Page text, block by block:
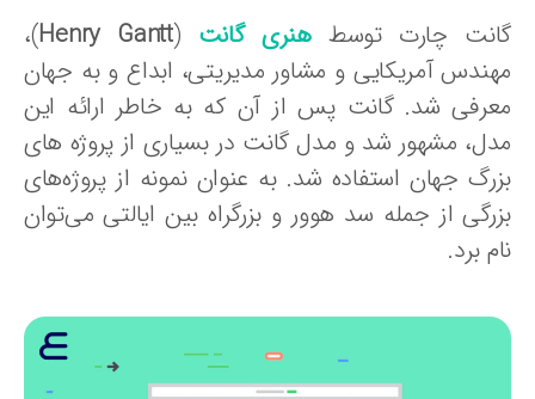
چارت توسطهنری گانت(
Henry Gantt)،
آمریکایی و مشاور مدیریتی، ابداع و به جهان
شد. گانت پس از آن که به خاطر ارائه این
مشهور شد و مدل گانت در بسیاری از پروژه های
جهان استفاده شد. به عنوان نمونه‌ از پروژه‌های
از جمله سد هوور و بزرگراه بین ایالتی می‌توان
برد.